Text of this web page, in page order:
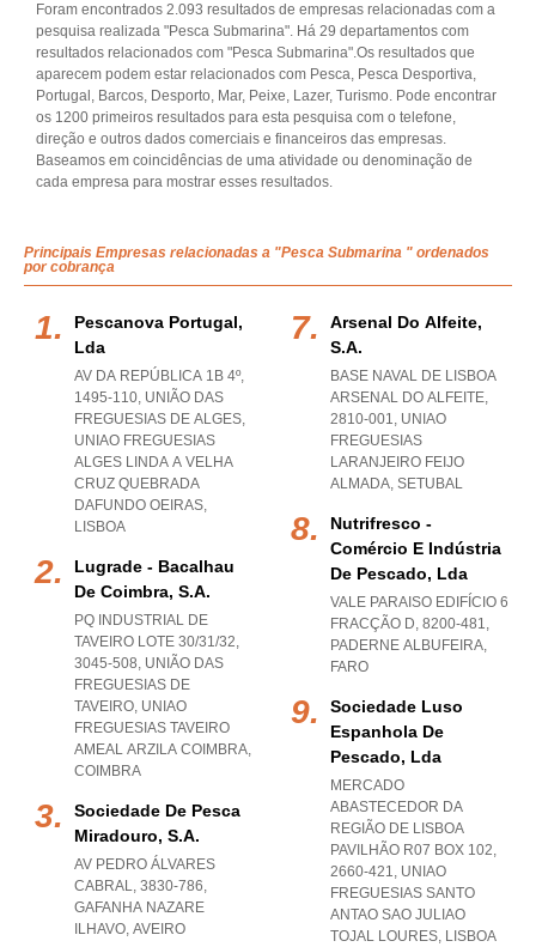
Foram encontrados 2.093 resultados de empresas relacionadas com a
pesquisa realizada "Pesca Submarina". Há 29 departamentos com
resultados relacionados com "Pesca Submarina".Os resultados que
aparecem podem estar relacionados com Pesca, Pesca Desportiva,
Portugal, Barcos, Desporto, Mar, Peixe, Lazer, Turismo. Pode encontrar
os 1200 primeiros resultados para esta pesquisa com o telefone,
direção e outros dados comerciais e financeiros das empresas.
Baseamos em coincidências de uma atividade ou denominação de
cada empresa para mostrar esses resultados.
Principais Empresas relacionadas a "Pesca Submarina " ordenados
por cobrança
Pescanova Portugal,
Lda
AV DA REPÚBLICA 1B 4º,
1495-110, UNIÃO DAS
FREGUESIAS DE ALGES,
UNIAO FREGUESIAS
ALGES LINDA A VELHA
CRUZ QUEBRADA
DAFUNDO OEIRAS,
LISBOA
Lugrade - Bacalhau
De Coimbra, S.a.
PQ INDUSTRIAL DE
TAVEIRO LOTE 30/31/32,
3045-508, UNIÃO DAS
FREGUESIAS DE
TAVEIRO, UNIAO
FREGUESIAS TAVEIRO
AMEAL ARZILA COIMBRA,
COIMBRA
Sociedade De Pesca
Miradouro, S.a.
AV PEDRO ÁLVARES
CABRAL, 3830-786,
GAFANHA NAZARE
ILHAVO, AVEIRO
Arsenal Do Alfeite,
S.a.
BASE NAVAL DE LISBOA
ARSENAL DO ALFEITE,
2810-001, UNIAO
FREGUESIAS
LARANJEIRO FEIJO
ALMADA, SETUBAL
Nutrifresco -
Comércio E Indústria
De Pescado, Lda
VALE PARAISO EDIFÍCIO 6
FRACÇÃO D, 8200-481,
PADERNE ALBUFEIRA,
FARO
Sociedade Luso
Espanhola De
Pescado, Lda
MERCADO
ABASTECEDOR DA
REGIÃO DE LISBOA
PAVILHÃO R07 BOX 102,
2660-421, UNIAO
FREGUESIAS SANTO
ANTAO SAO JULIAO
TOJAL LOURES, LISBOA